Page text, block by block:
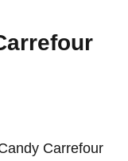
Carrefour